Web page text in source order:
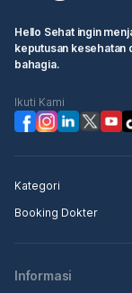
Hello Sehat ingin
keputusan kesehatan
bahagia.
Ikuti Kami
Kategori
Booking Dokter
Informasi